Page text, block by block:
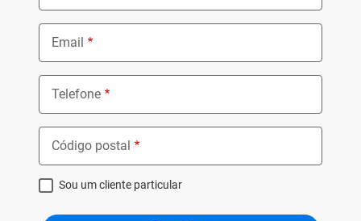
Email
Telefone
Código postal
Sou um cliente particular